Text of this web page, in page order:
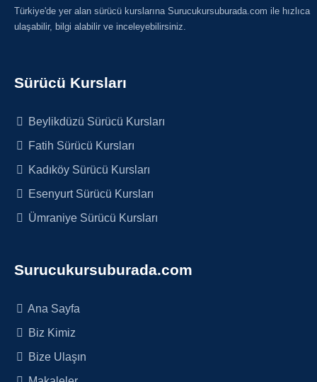
Türkiye'de yer alan sürücü kurslarına Surucukursuburada.com ile hızlıca
ulaşabilir, bilgi alabilir ve inceleyebilirsiniz.
Sürücü Kursları
Beylikdüzü Sürücü Kursları
Fatih Sürücü Kursları
Kadıköy Sürücü Kursları
Esenyurt Sürücü Kursları
Ümraniye Sürücü Kursları
Surucukursuburada.com
Ana Sayfa
Biz Kimiz
Bize Ulaşın